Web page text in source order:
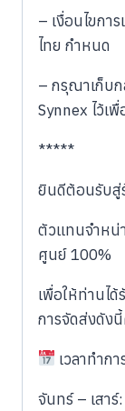
– เงื่อนไขกา
ไทย กำหนด
– กรุณาเก็บ
Synnex ไว้เ
*****
ยินดีต้อนรับสู่
ตัวแทนจำหน่
ศูนย์ 100%
เพื่อให้ท่านไ
การจัดส่งดังนี้
เวลาทำกา
จันทร์ – เสา